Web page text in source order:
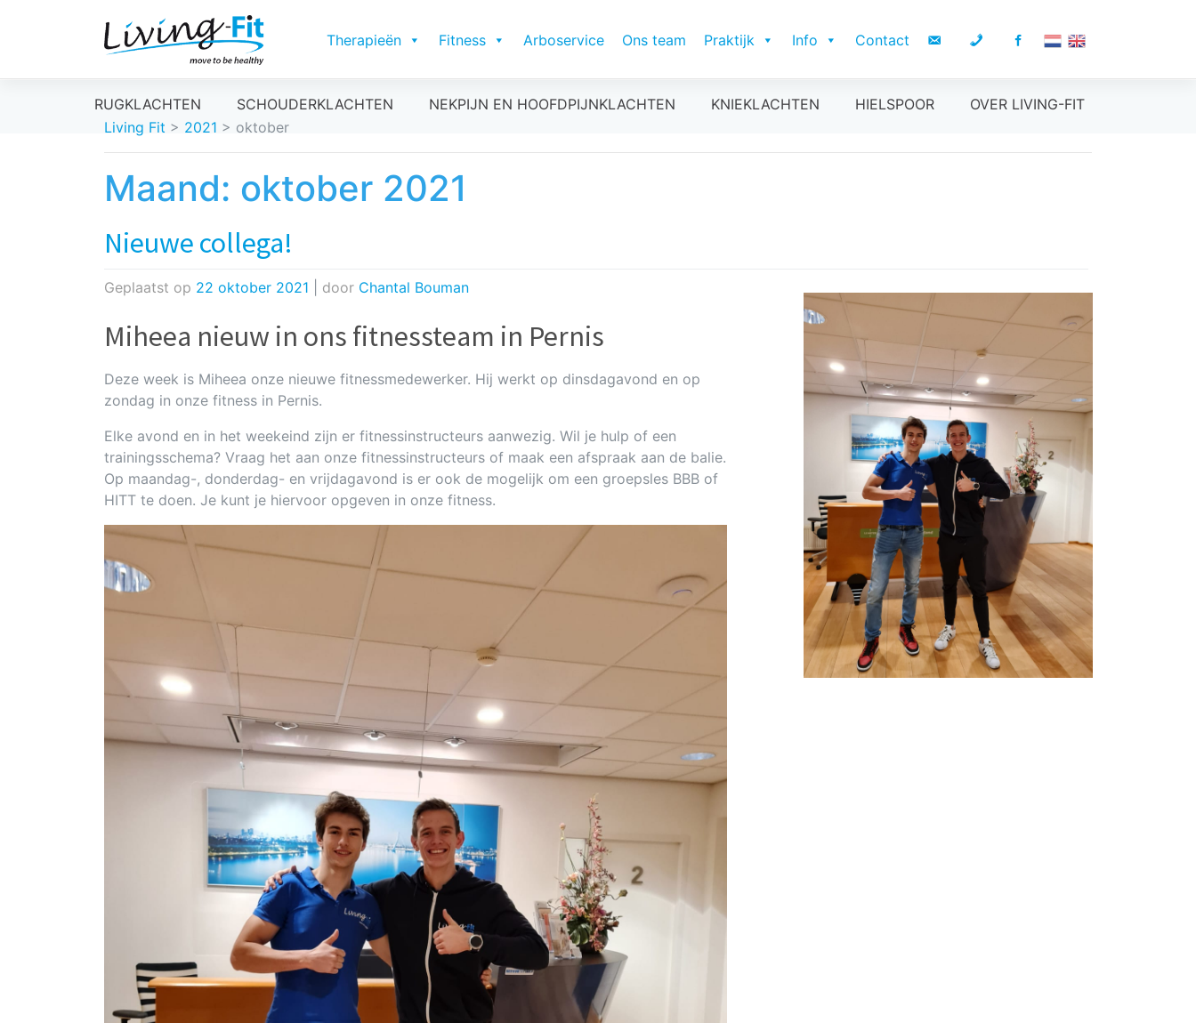
Therapieën Fitness Arboservice Ons team Praktijk Info Contact
RUGKLACHTEN SCHOUDERKLACHTEN NEKPIJN EN HOOFDPIJNKLACHTEN KNIEKLACHTEN HIELSPOOR
OVER LIVING-FIT
Living Fit > 2021 > oktober
Maand: oktober 2021
Nieuwe collega!
Geplaatst op 22 oktober 2021 door Chantal Bouman
Miheea nieuw in ons fitnessteam in Pernis
Deze week is Miheea onze nieuwe fitnessmedewerker. Hij werkt op dinsdagavond en op
zondag in onze fitness in Pernis.
Elke avond en in het weekeind zijn er fitnessinstructeurs aanwezig. Wil je hulp of een
trainingsschema? Vraag het aan onze fitnessinstructeurs of maak een afspraak aan de balie.
Op maandag-, donderdag- en vrijdagavond is er ook de mogelijk om een groepsles BBB of
HITT te doen. Je kunt je hiervoor opgeven in onze fitness.